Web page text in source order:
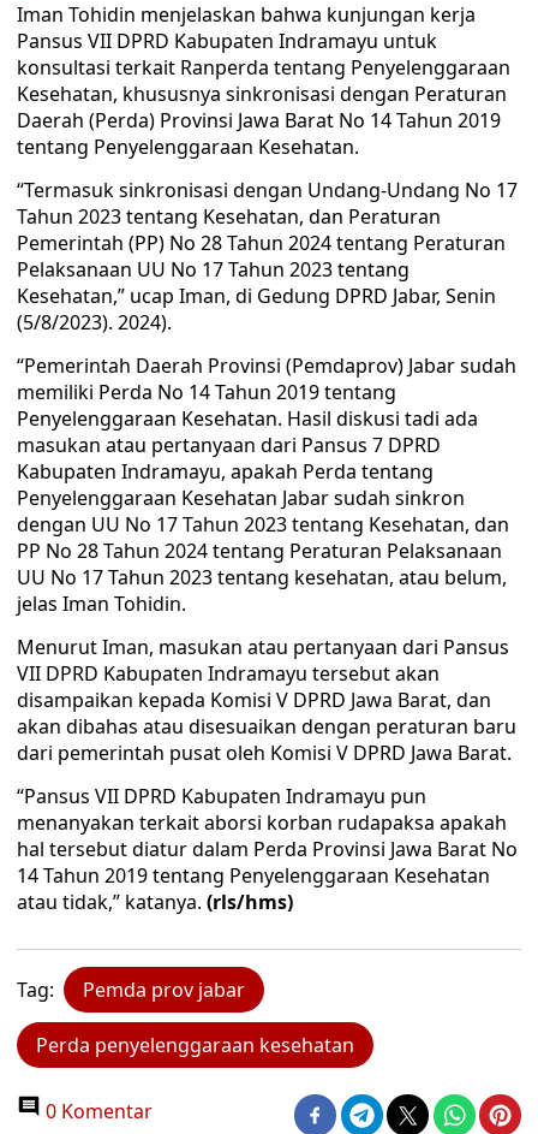
Iman Tohidin menjelaskan bahwa kunjungan kerja
Pansus VII DPRD Kabupaten Indramayu untuk
konsultasi terkait Ranperda tentang Penyelenggaraan
Kesehatan, khususnya sinkronisasi dengan Peraturan
Daerah (Perda) Provinsi Jawa Barat No 14 Tahun 2019
tentang Penyelenggaraan Kesehatan.
“Termasuk sinkronisasi dengan Undang-Undang No 17
Tahun 2023 tentang Kesehatan, dan Peraturan
Pemerintah (PP) No 28 Tahun 2024 tentang Peraturan
Pelaksanaan UU No 17 Tahun 2023 tentang
Kesehatan,” ucap Iman, di Gedung DPRD Jabar, Senin
(5/8/2023). 2024).
“Pemerintah Daerah Provinsi (Pemdaprov) Jabar sudah
memiliki Perda No 14 Tahun 2019 tentang
Penyelenggaraan Kesehatan. Hasil diskusi tadi ada
masukan atau pertanyaan dari Pansus 7 DPRD
Kabupaten Indramayu, apakah Perda tentang
Penyelenggaraan Kesehatan Jabar sudah sinkron
dengan UU No 17 Tahun 2023 tentang Kesehatan, dan
PP No 28 Tahun 2024 tentang Peraturan Pelaksanaan
UU No 17 Tahun 2023 tentang kesehatan, atau belum,
jelas Iman Tohidin.
Menurut Iman, masukan atau pertanyaan dari Pansus
VII DPRD Kabupaten Indramayu tersebut akan
disampaikan kepada Komisi V DPRD Jawa Barat, dan
akan dibahas atau disesuaikan dengan peraturan baru
dari pemerintah pusat oleh Komisi V DPRD Jawa Barat.
“Pansus VII DPRD Kabupaten Indramayu pun
menanyakan terkait aborsi korban rudapaksa apakah
hal tersebut diatur dalam Perda Provinsi Jawa Barat No
14 Tahun 2019 tentang Penyelenggaraan Kesehatan
atau tidak,” katanya. (rls/hms)
Tag: Pemda prov jabar
Perda penyelenggaraan kesehatan
0 Komentar